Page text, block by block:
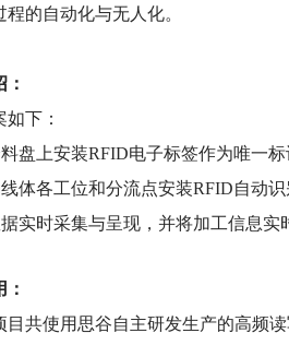
程的自动化与无人化。
如下：
盘上安装RFID电子标签作为唯一
体各工位和分流点安装RFID自动
实时采集与呈现，并将加工信息实
使用思谷自主研发生产的高频读